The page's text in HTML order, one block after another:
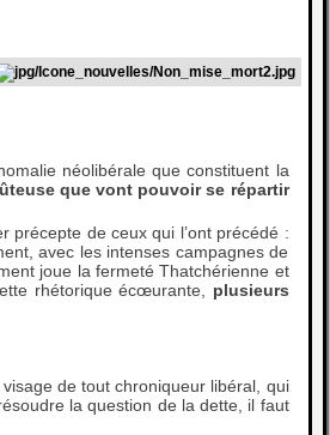
néolibérale que constituent la
que vont pouvoir se répartir
précepte de ceux qui l’ont précédé :
avec les intenses campagnes de
joue la fermeté Thatchérienne et
rhétorique écœurante, plusieurs
de tout chroniqueur libéral, qui
la question de la dette, il faut